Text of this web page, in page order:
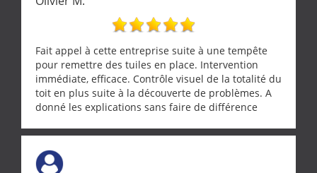
Fait appel à cette entreprise suite à une tempête
pour remettre des tuiles en place. Intervention
immédiate, efficace. Contrôle visuel de la totalité du
toit en plus suite à la découverte de problèmes. A
donné les explications sans faire de différence